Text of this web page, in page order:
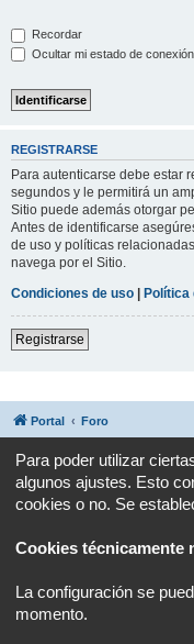
Recordar
Ocultar mi estado de
REGISTRARSE
Para autenticarse debe estar
segundos y le permitirá un
Sitio puede además otorgar
Antes de identificarse
de uso y políticas
navega por el Sitio.
Condiciones de uso | Política
Registrarse
Portal Foro
Desarrollado por
Para poder utilizar
algunos ajustes. Esto
cookies o no. Se
Cookies técnicamente
La configuración se
momento.